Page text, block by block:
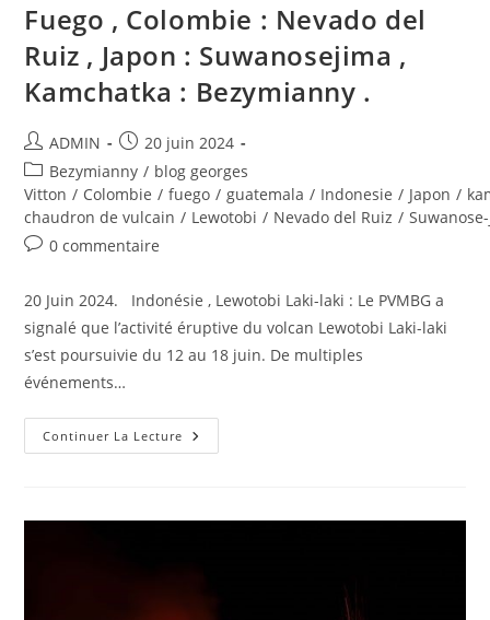
Fuego , Colombie : Nevado del
Ruiz , Japon : Suwanosejima ,
Kamchatka : Bezymianny .
Auteur/autrice
de
la
publication :
ADMIN
Publication
publiée :
20 juin 2024
Post
category:
Bezymianny / blog georges
Vitton / Colombie / fuego / guatemala / Indonesie / Japon /
chaudron de vulcain / Lewotobi / Nevado del Ruiz /
Commentaires
publication :
0 commentaire
20 Juin 2024. Indonésie , Lewotobi Laki-laki : Le PVMBG a
signalé que l’activité éruptive du volcan Lewotobi Laki-laki
s’est poursuivie du 12 au 18 juin. De multiples
événements…
Continuer La Lecture 20
Juin
Lewotobi